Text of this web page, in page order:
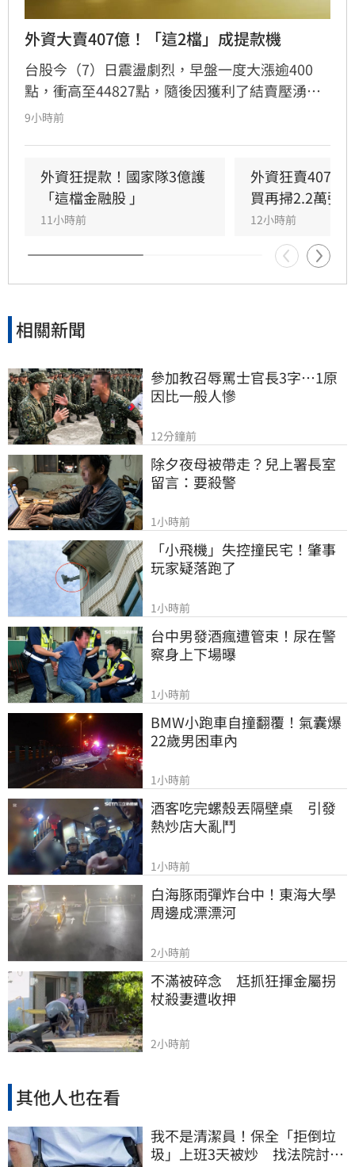
外資大賣407億！「這2檔」成提款機
台股今（7）日震盪劇烈，早盤一度大漲逾400
點，衝高至44827點，隨後因獲利了結賣壓湧
現，指數翻黑收在44225.91點，下跌170.79點，
億元，大舉減碼群創與華邦電，長榮航則獲外資
青睞成為買超冠軍。市場多空在季線壓力區拉
鋸，投資人需密切留意後續外資操作動向與資金
流向，短線獲利回吐賣壓是否持續，將成為影響
大盤後市走勢的關鍵指標。
9小時前
外資狂提款！國家隊3億護
「這檔金融股 」
11小時前
外資狂賣407億
買再掃2.2萬張
12小時前
相關新聞
參加教召辱罵士官長3字…1原
因比一般人慘
12分鐘前
除夕夜母被帶走？兒上署長室
留言：要殺警
1小時前
「小飛機」失控撞民宅！肇事
玩家疑落跑了
1小時前
台中男發酒瘋遭管束！尿在警
察身上下場曝
1小時前
BMW小跑車自撞翻覆！氣囊爆
22歲男困車內
1小時前
酒客吃完螺殼丟隔壁桌　引發
熱炒店大亂鬥
1小時前
白海豚雨彈炸台中！東海大學
周邊成漂漂河
2小時前
不滿被碎念　尪抓狂揮金屬拐
杖殺妻遭收押
2小時前
其他人也在看
我不是清潔員！保全「拒倒垃
圾」上班3天被炒 找法院討公